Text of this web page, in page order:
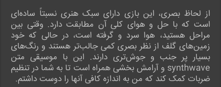
از لحاظ بصری، این بازی دارای سبک هنری نسبتاً ساده‌ای
است که با حل و هوای کلی آن مطابقت دارد. وقتی بین
مراحل هستید، هوا سرد و گرفته است، در حالی که خود
زمین‌های گلف از نظر بصری کمی جالب‌تر هستند و رنگ‌های
بسیار پر جنب و جوش‌تری دارند. این با موسیقی متن
synthwave و آرامش بخشی همراه است تا به شما در تنظیم
ضربات کمک کند که من به اندازه کافی آنها را دوست داشتم.